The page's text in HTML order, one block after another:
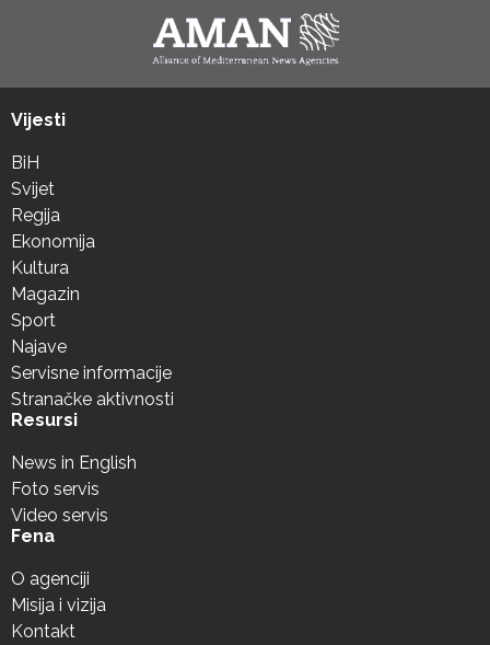
Vijesti
BiH
Svijet
Regija
Ekonomija
Kultura
Magazin
Sport
Najave
Servisne informacije
Stranačke aktivnosti
Resursi
News in English
Foto servis
Video servis
Fena
O agenciji
Misija i vizija
Kontakt